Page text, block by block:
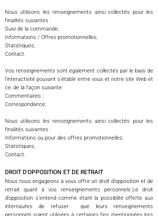
Nous utilisons les renseignements ainsi collectés pour les
finalités suivantes :
Suivi de la commande;
Informations / Offres promotionnelles;
Statistiques;
Contact.
Vos renseignements sont également collectés par le biais de
l’interactivité pouvant s’établir entre vous et notre site Web et
ce, de la façon suivante:
Commentaires ;
Correspondance;
Nous utilisons les renseignements ainsi collectés pour les
finalités suivantes :
Informations ou pour des offres promotionnelles;
Statistiques;
Contact.
DROIT D'OPPOSITION ET DE RETRAIT​
Nous nous engageons à vous offrir un droit d’opposition et de
retrait quant à vos renseignements personnels.Le droit
d’opposition s’entend comme étant la possiblité offerte aux
internautes de refuser que leurs renseignements